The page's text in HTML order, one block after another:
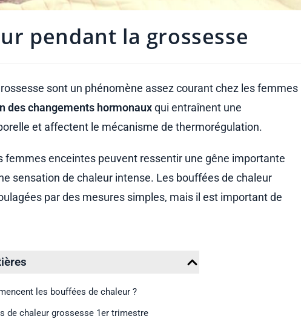
pendant la grossesse
sont un phénomène assez courant chez les femmes
des changements hormonauxqui entraînent une
et affectent le mécanisme de thermorégulation.
femmes enceintes peuvent ressentir une gêne importante
sensation de chaleur intense. Les bouffées de chaleur
par des mesures simples, mais il est important de
les bouffées de chaleur ?
de chaleur grossesse 1er trimestre